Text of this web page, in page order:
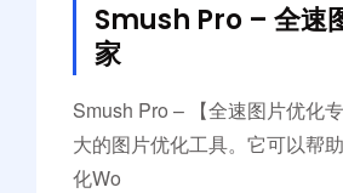
Smush Pro – 全速
家
Smush Pro – 【全速图片优化
大的图片优化工具。它可以帮
化Wo